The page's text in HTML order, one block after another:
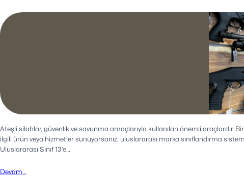
Ateşli silahlar, güvenlik ve savunma amaçlarıyla kullanılan önemli araçlardır.
ilgili ürün veya hizmetler sunuyorsanız, uluslararası marka sınıflandırma
Uluslararası Sınıf 13’e…
Devam…